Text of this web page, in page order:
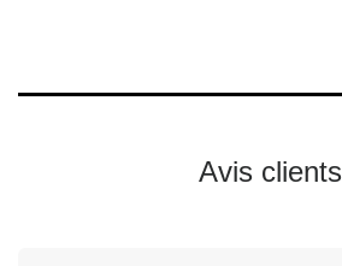
Avis clients